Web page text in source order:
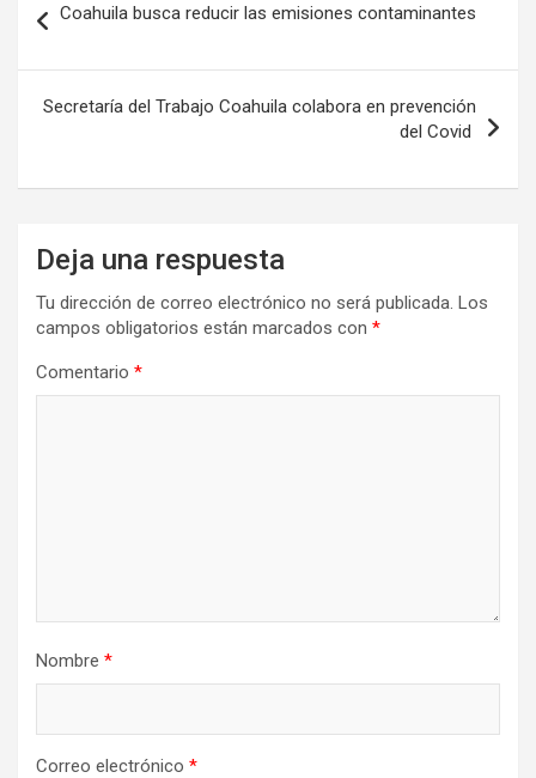
de
entradas
Coahuila busca reducir las emisiones contaminantes
Secretaría del Trabajo Coahuila colabora en prevención
del Covid
Deja una respuesta
Tu dirección de correo electrónico no será publicada. Los
campos obligatorios están marcados con *
Comentario *
Nombre *
Correo electrónico *